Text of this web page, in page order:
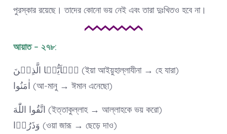
পুরস্কার রয়েছে। তাদের কোনো ভয় নেই এবং তারা দুঃখিতও হবে না।
আয়াত – ২৭৮:
یٰۤاَیُّہَا الَّذِیۡنَ (ইয়া আইয়ুহাল্লাযীনা → হে যারা)
اٰمَنُوا (আ-মানু → ঈমান এনেছো)
اتَّقُوا اللّٰهَ (ইত্তাকুল্লাহ → আল্লাহকে ভয় করো)
وَذَرُوۡا (ওয়া জারূ → ছেড়ে দাও)